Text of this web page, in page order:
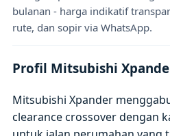
bulanan - harga indikatif
rute, dan sopir via WhatsApp.
Profil Mitsubishi
Mitsubishi Xpander
clearance crossover dengan